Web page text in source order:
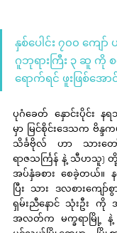
နှစ်ပေါင်း ၇၀၀ ကျေ
ဂူဘုရားကြီး ၃ ဆူ ကို
ရောက်ရင် ဖူးဖြစ်အော
ပုဂံခေတ် နှောင်းပိုင်း
မှာ မြင်စိုင်းဒေသက ဗိန္ဒက
သိင်္ခဗိုလ် ဟာ သားတေ
ရာဇသင်္ကြန် နဲ့ သီဟသူ)
အပ်နှံခစား စေခဲ့တယ်။
ပြီး သား ဒလစားကျေ
ရှမ်းညီနောင် သုံးဦး ကို
အလတ်က မက္ခရာမြို့